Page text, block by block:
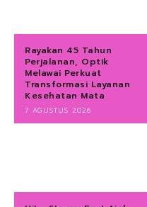
Rayakan 45 Tahun
Perjalanan, Optik
Melawai Perkuat
Transformasi Layanan
Kesehatan Mata
7 AGUSTUS 2026